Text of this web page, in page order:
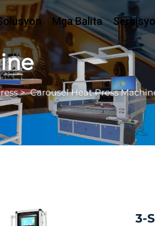
Mga Balita Serbisyo
>Carousel Heat Press
3-